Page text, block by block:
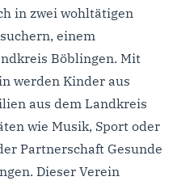
in zwei wohltätigen
einem
Böblingen. Mit
werden Kinder aus
aus dem Landkreis
wie Musik, Sport oder
Partnerschaft Gesunde
Dieser Verein